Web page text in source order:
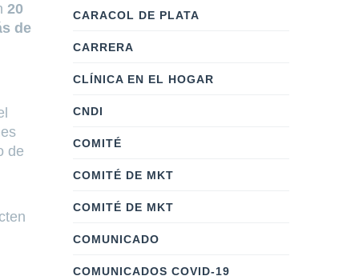
20
de
de
CARACOL DE PLATA
CARRERA
CLÍNICA EN EL HOGAR
CNDI
COMITÉ
COMITÉ DE MKT
COMITÉ DE MKT
COMUNICADO
COMUNICADOS COVID-19